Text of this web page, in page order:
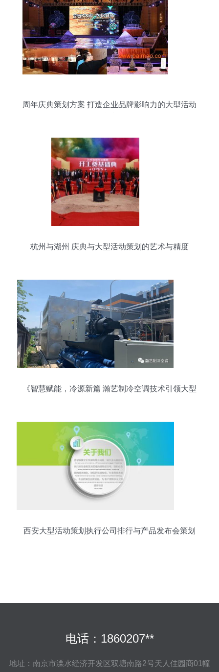
周年庆典策划方案 打造企业品牌影响力的大型活动
杭州与湖州 庆典与大型活动策划的艺术与精度
《智慧赋能，冷源新篇 瀚艺制冷空调技术引领大型
西安大型活动策划执行公司排行与产品发布会策划
电话：1860207**
地址：南京市溧水经济开发区双塘南路2号天人佳园商01幢